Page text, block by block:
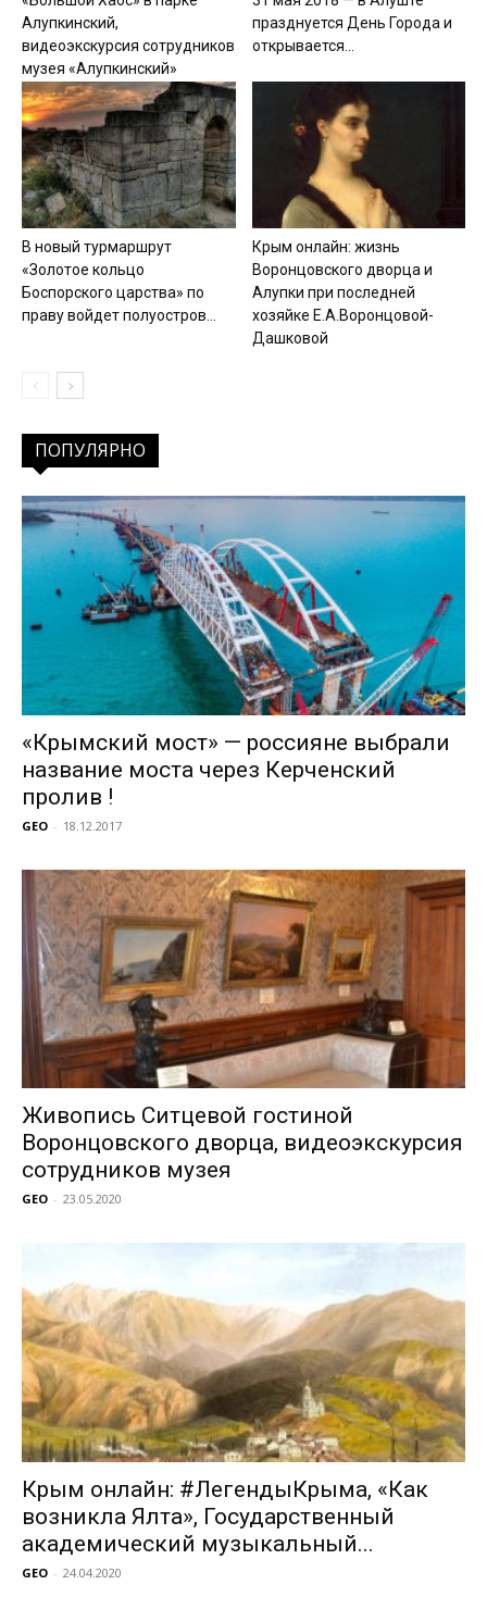
Алупкинский,
видеоэкскурсия сотрудников
музея «Алупкинский»
празднуется День Города и
открывается...
В новый турмаршрут
«Золотое кольцо
Боспорского царства» по
праву войдет полуостров...
Крым онлайн: жизнь
Воронцовского дворца и
Алупки при последней
хозяйке Е.А.Воронцовой-
Дашковой
ПОПУЛЯРНО
«Крымский мост» — россияне выбрали
название моста через Керченский
пролив !
GEO - 18.12.2017
Живопись Ситцевой гостиной
Воронцовского дворца, видеоэкскурсия
сотрудников музея
GEO - 23.05.2020
Крым онлайн: #ЛегендыКрыма, «Как
возникла Ялта», Государственный
академический музыкальный...
GEO - 24.04.2020